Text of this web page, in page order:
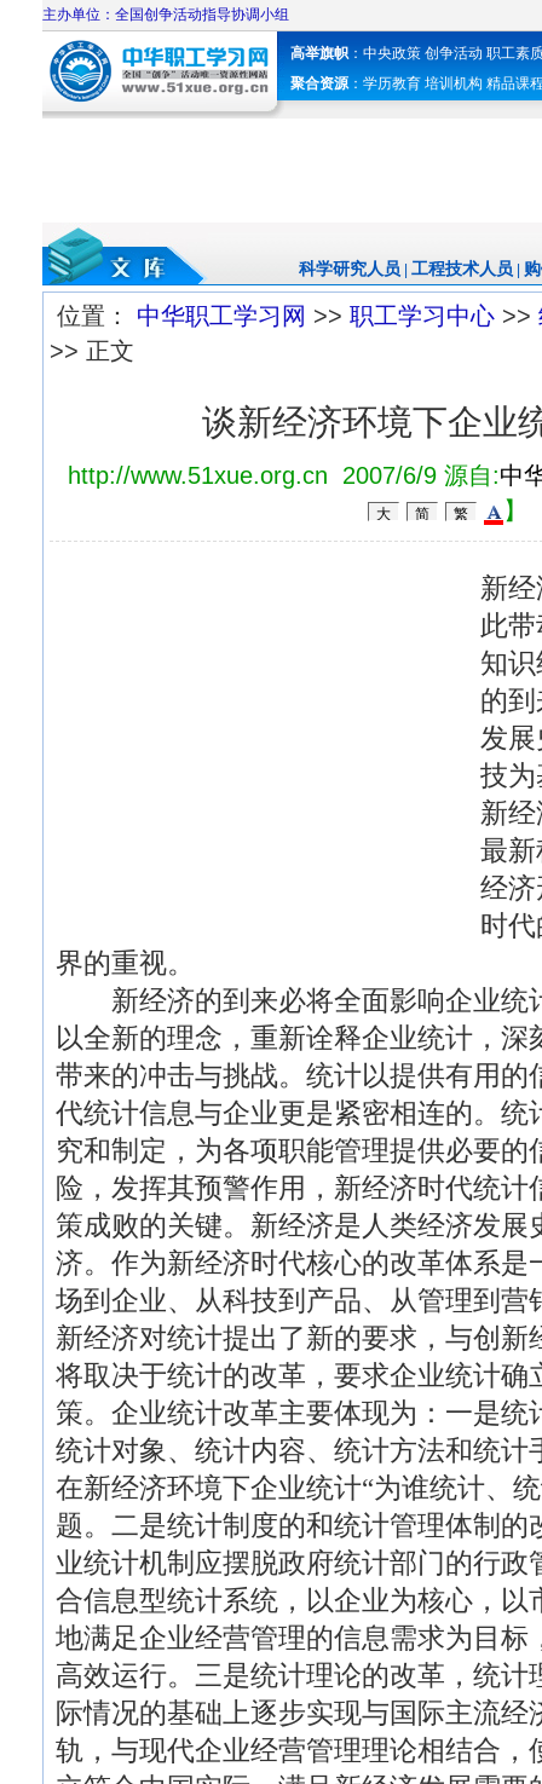
主办单位：全国创争活动指导协调小组
高举旗帜 ： 中央政策 创争活动 职工素
聚合资源： 学历教育 培训机构 精品课
科学研究人员 工程技术人员
位置： 中华职工学习网 >> 职工学习中心 >>
>> 正文
谈新经济环境下企业
http://www.51xue.org.cn 2007/6/9 源自:中
】
新
此
知
的
发
技
新
最
经
时
界的重视。
新经济的到来必将全面影响企业统
以全新的理念，重新诠释企业统计，
带来的冲击与挑战。统计以提供有用的
代统计信息与企业更是紧密相连的。统
究和制定，为各项职能管理提供必要的
险，发挥其预警作用，新经济时代统计
策成败的关键。新经济是人类经济发展
济。作为新经济时代核心的改革体系是
场到企业、从科技到产品、从管理到营
新经济对统计提出了新的要求，与创新
将取决于统计的改革，要求企业统计确
策。企业统计改革主要体现为：一是统
统计对象、统计内容、统计方法和统计
在新经济环境下企业统计“为谁统计、
题。二是统计制度的和统计管理体制的
业统计机制应摆脱政府统计部门的行政
合信息型统计系统，以企业为核心，以
地满足企业经营管理的信息需求为目标
高效运行。三是统计理论的改革，统计
际情况的基础上逐步实现与国际主流经
轨，与现代企业经营管理理论相结合，